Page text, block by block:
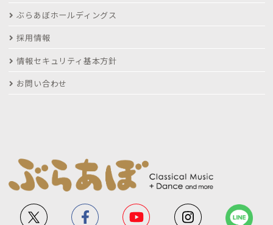
ぶらあぼホールディングス
採用情報
情報セキュリティ基本方針
お問い合わせ